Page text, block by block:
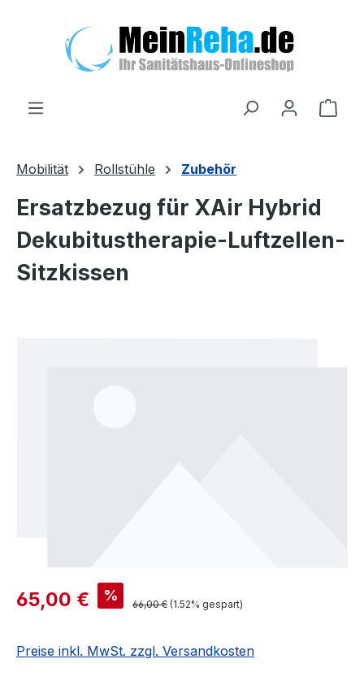
Mobilität Rollstühle Zubehör
Ersatzbezug für XAir Hybrid
Dekubitustherapie-Luftzellen-
Sitzkissen
65,00 € %
66,00 € (1.52% gespart)
Preise inkl. MwSt. zzgl. Versandkosten